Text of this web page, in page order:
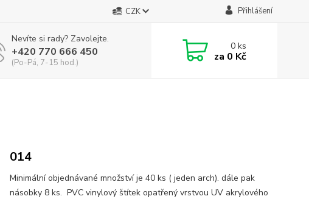
CZK Přihlášení
Nevíte si rady? Zavolejte.
+420 770 666 450
(Po-Pá, 7-15 hod.)
0ks
za 0 Kč
014
Minimální objednávané množství je 40 ks ( jeden arch). dále pak
násobky 8 ks. PVC vinylový štítek opatřený vrstvou UV akrylového